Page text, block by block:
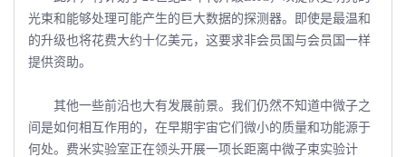
光束和能够处理可能产生的巨大数据的探测器。即使是最温和
的升级也将花费大约十亿美元，这要求非会员国与会员国一样
提供资助。
其他一些前沿也大有发展前景。我们仍然不知道中微子之
间是如何相互作用的，在早期宇宙它们微小的质量和功能源于
何处。费米实验室正在领头开展一项长距离中微子束实验计